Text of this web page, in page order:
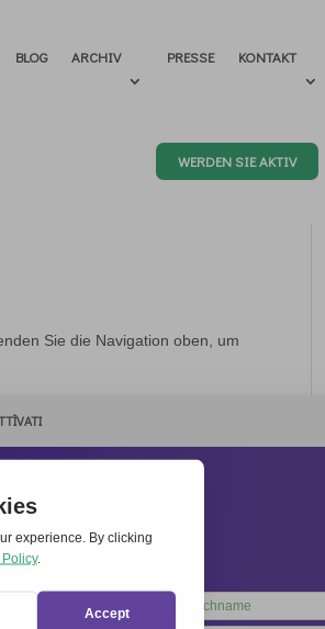
BLOG ARCHIV PRESSE KONTAKT
WERDEN SIE AKTIV
Sie die Navigation oben, um
di Papa (Rom), Italien